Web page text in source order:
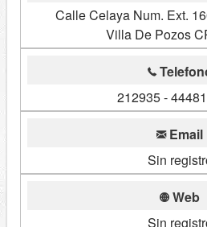
Calle Celaya Num. Ext.
Villa De Pozos
212935 -
Email
Sin
Web
Sin